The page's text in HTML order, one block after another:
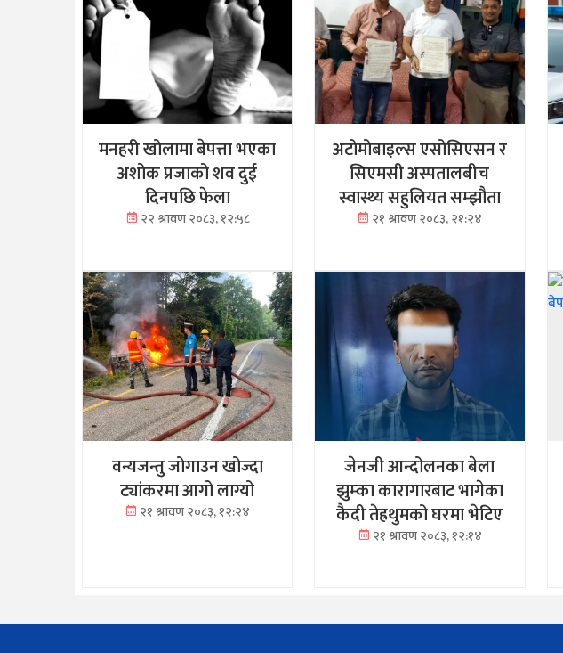
मनहरी खोलामा बेपत्ता भएका
अशोक प्रजाको शव दुई
दिनपछि फेला
२२ श्रावण २०८३, १२:५८
अटोमोबाइल्स एसोसिएसन र
सिएमसी अस्पतालबीच
स्वास्थ्य सहुलियत सम्झौता
२१ श्रावण २०८३, २१:२४
वन्यजन्तु जोगाउन खोज्दा
ट्यांकरमा आगो लाग्यो
२१ श्रावण २०८३, १२:२४
जेनजी आन्दोलनका बेला
झुम्का कारागारबाट भागेका
कैदी तेह्रथुमको घरमा भेटिए
२१ श्रावण २०८३, १२:१४